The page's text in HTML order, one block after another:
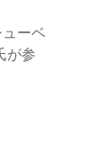
ーベ
が参